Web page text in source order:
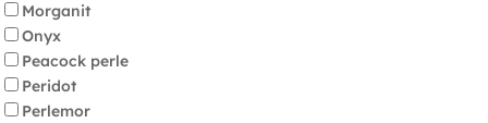
Morganit
Onyx
Peacock perle
Peridot
Perlemor